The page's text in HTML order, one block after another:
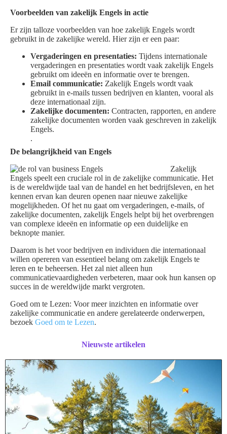
Voorbeelden van zakelijk Engels in actie
Er zijn talloze voorbeelden van hoe zakelijk Engels wordt
gebruikt in de zakelijke wereld. Hier zijn er een paar:
Vergaderingen en presentaties: Tijdens internationale
vergaderingen en presentaties wordt vaak zakelijk Engels
gebruikt om ideeën en informatie over te brengen.
Email communicatie: Zakelijk Engels wordt vaak
gebruikt in e-mails tussen bedrijven en klanten, vooral als
deze internationaal zijn.
Zakelijke documenten: Contracten, rapporten, en andere
zakelijke documenten worden vaak geschreven in zakelijk
Engels.
.
De belangrijkheid van Engels
Zakelijk
Engels speelt een cruciale rol in de zakelijke communicatie. Het
is de wereldwijde taal van de handel en het bedrijfsleven, en het
kennen ervan kan deuren openen naar nieuwe zakelijke
mogelijkheden. Of het nu gaat om vergaderingen, e-mails, of
zakelijke documenten, zakelijk Engels helpt bij het overbrengen
van complexe ideeën en informatie op een duidelijke en
beknopte manier.
Daarom is het voor bedrijven en individuen die internationaal
willen opereren van essentieel belang om zakelijk Engels te
leren en te beheersen. Het zal niet alleen hun
communicatievaardigheden verbeteren, maar ook hun kansen op
succes in de wereldwijde markt vergroten.
Goed om te Lezen: Voor meer inzichten en informatie over
zakelijke communicatie en andere gerelateerde onderwerpen,
bezoek Goed om te Lezen.
Nieuwste artikelen